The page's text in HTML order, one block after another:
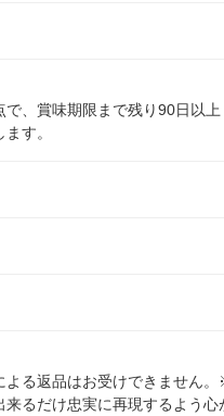
、賞味期限まで残り90日以上
す。
よる返品はお受けできません
来るだけ忠実に再現するよう